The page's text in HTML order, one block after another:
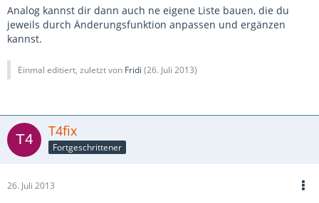
Leider weiß ich nicht, wie ich diese Liste evtl. zur weiteren
Bearbeitung hier einstellen kann.
Analog kannst dir dann auch ne eigene Liste bauen, die du
jeweils durch Änderungsfunktion anpassen und ergänzen
kannst.
Einmal editiert, zuletzt von Fridi (26. Juli 2013)
T4fix
Fortgeschrittener
26. Juli 2013